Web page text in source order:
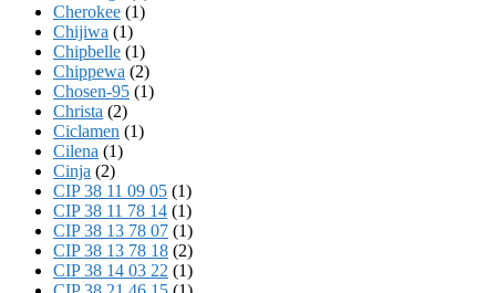
Cherokee (1)
Chijiwa (1)
Chipbelle (1)
Chippewa (2)
Chosen-95 (1)
Christa (2)
Ciclamen (1)
Cilena (1)
Cinja (2)
CIP 38 11 09 05 (1)
CIP 38 11 78 14 (1)
CIP 38 13 78 07 (1)
CIP 38 13 78 18 (2)
CIP 38 14 03 22 (1)